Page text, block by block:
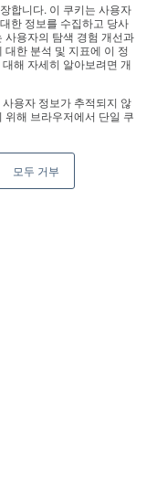
합니다. 이 쿠키는 사용자
한 정보를 수집하고 당사
사용자의 탐색 경험 개선과
한 분석 및 지표에 이 정
해 자세히 알아보려면 개
용자 정보가 추적되지 않
위해 브라우저에서 단일 쿠
모두 거부
. 홍
.:pr@geekplus.com
Co., Ltd. All rights